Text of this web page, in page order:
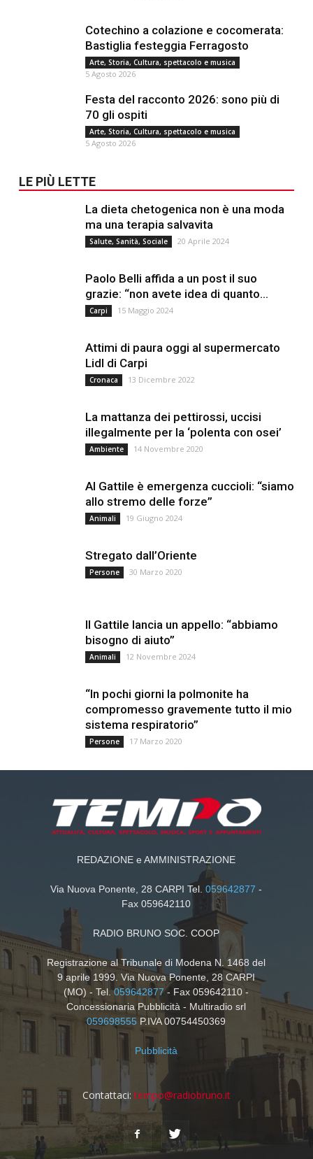
Cotechino a colazione e cocomerata:
Bastiglia festeggia Ferragosto
Arte, Storia, Cultura, spettacolo e musica
5 Agosto 2026
Festa del racconto 2026: sono più di
70 gli ospiti
Arte, Storia, Cultura, spettacolo e musica
5 Agosto 2026
LE PIÙ LETTE
La dieta chetogenica non è una moda
ma una terapia salvavita
Salute, Sanità, Sociale 20 Aprile 2024
Paolo Belli affida a un post il suo
grazie: “non avete idea di quanto...
Carpi 15 Maggio 2024
Attimi di paura oggi al supermercato
Lidl di Carpi
Cronaca 13 Dicembre 2022
La mattanza dei pettirossi, uccisi
illegalmente per la ‘polenta con osei’
Ambiente 14 Novembre 2020
Al Gattile è emergenza cuccioli: “siamo
allo stremo delle forze”
Animali 19 Giugno 2024
Stregato dall’Oriente
Persone 30 Marzo 2020
Il Gattile lancia un appello: “abbiamo
bisogno di aiuto”
Animali 12 Novembre 2024
“In pochi giorni la polmonite ha
compromesso gravemente tutto il mio
sistema respiratorio”
Persone 17 Marzo 2020
REDAZIONE e AMMINISTRAZIONE
Via Nuova Ponente, 28 CARPI Tel.059642877 -
Fax 059642110
RADIO BRUNO SOC. COOP
Registrazione al Tribunale di Modena N. 1468 del
9 aprile 1999. Via Nuova Ponente, 28 CARPI
(MO) - Tel.059642877- Fax 059642110 -
Concessionaria Pubblicità - Multiradio srl
059698555 P.IVA 00754450369
Pubblicità
Contattaci: tempo@radiobruno.it